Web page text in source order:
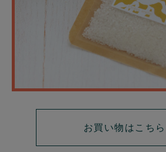
お買い物はこち